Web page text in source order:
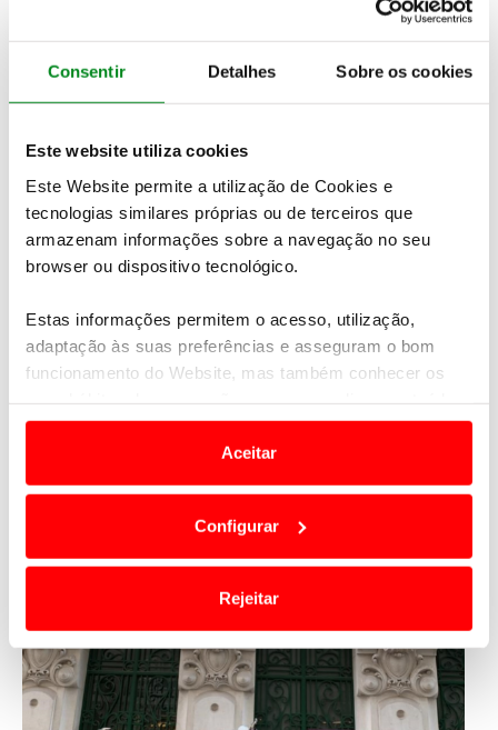
Consentir Detalhes Sobre os cookies
Este website utiliza cookies
Este Website permite a utilização de Cookies e
tecnologias similares próprias ou de terceiros que
armazenam informações sobre a navegação no seu
browser ou dispositivo tecnológico.
Estas informações permitem o acesso, utilização,
adaptação às suas preferências e asseguram o bom
funcionamento do Website, mas também conhecer os
e anúncios de modo a promover produtos e/ou serviços.
Em alguns casos, a utilização destas tecnologias
termos e a todo o tempo as suas preferências e limitando
o acesso a informações durante a navegação no
personalizar conteúdos e anúncios, para lhe proporcionar
funcionalidades de redes sociais, bem como para
analisar dados de navegação no nosso website.
Aceitar
Configurar
Rejeitar
casa impressora do Banco de Portugal (BdP)
emitisse 200 mil notas de um lote não autorizado
do BdP. As notas eram autênticas e apresentavam